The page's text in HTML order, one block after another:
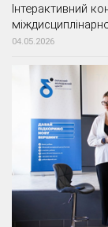
Інтерактивний
04.05.2026